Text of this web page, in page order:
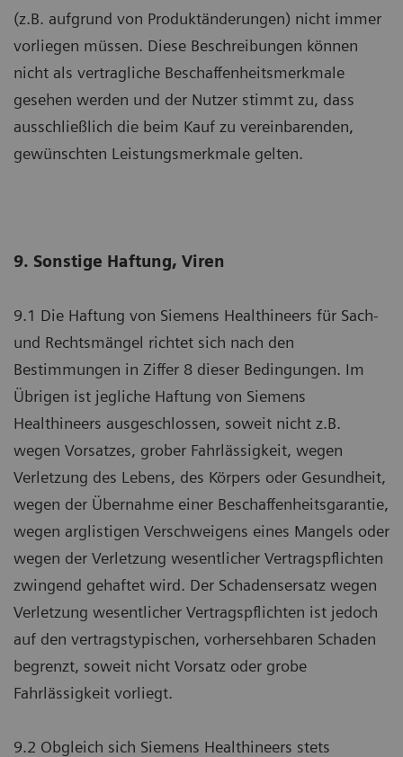
(z.B. aufgrund von Produktänderungen) nicht immer
vorliegen müssen. Diese Beschreibungen können
nicht als vertragliche Beschaffenheitsmerkmale
gesehen werden und der Nutzer stimmt zu, dass
ausschließlich die beim Kauf zu vereinbarenden,
gewünschten Leistungsmerkmale gelten.
9. Sonstige Haftung, Viren
9.1 Die Haftung von Siemens Healthineers für Sach-
und Rechtsmängel richtet sich nach den
Bestimmungen in Ziffer 8 dieser Bedingungen. Im
Übrigen ist jegliche Haftung von Siemens
Healthineers ausgeschlossen, soweit nicht z.B.
wegen Vorsatzes, grober Fahrlässigkeit, wegen
Verletzung des Lebens, des Körpers oder Gesundheit,
wegen der Übernahme einer Beschaffenheitsgarantie,
wegen arglistigen Verschweigens eines Mangels oder
wegen der Verletzung wesentlicher Vertragspflichten
zwingend gehaftet wird. Der Schadensersatz wegen
Verletzung wesentlicher Vertragspflichten ist jedoch
auf den vertragstypischen, vorhersehbaren Schaden
begrenzt, soweit nicht Vorsatz oder grobe
Fahrlässigkeit vorliegt.
9.2 Obgleich sich Siemens Healthineers stets